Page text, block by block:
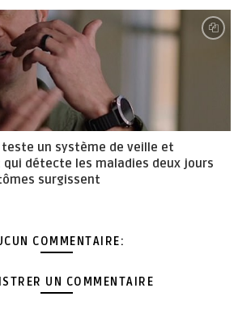
teste un système de veille et
qui détecte les maladies deux jours
surgissent
COMMENTAIRE:
UN COMMENTAIRE